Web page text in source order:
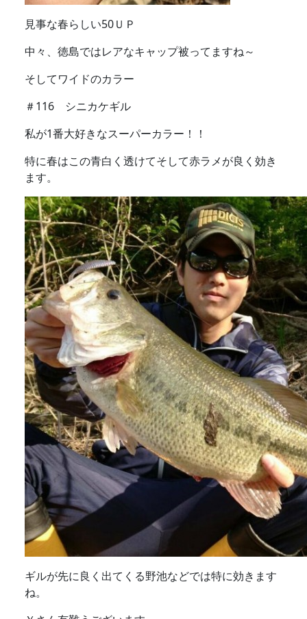
見事な春らしい50ＵＰ
中々、徳島ではレアなキャップ被ってますね～
そしてワイドのカラー
＃116 シニカケギル
私が1番大好きなスーパーカラー！！
特に春はこの青白く透けてそして赤ラメが良く効き
ます。
ギルが先に良く出てくる野池などでは特に効きます
ね。